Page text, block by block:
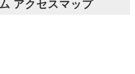
アクセスマップ